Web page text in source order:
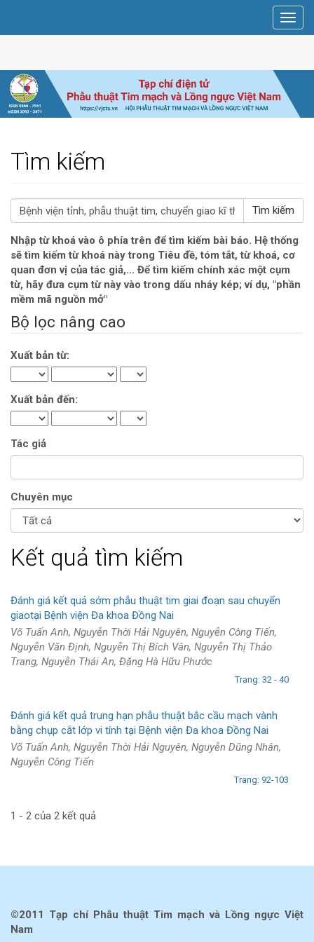
chính
chính
Thanh
bên
Tìm kiếm
##search.searchFor##
Nhập từ khoá vào ô phía trên để tìm kiếm bài báo. Hệ thống
sẽ tìm kiếm từ khoá này trong Tiêu đề, tóm tắt, từ khoá, cơ
quan đơn vị của tác giả,... Để tìm kiếm chính xác một cụm
từ, hãy đưa cụm từ này vào trong dấu nháy kép; ví dụ, "phần
mềm mã nguồn mở"
Bộ lọc nâng cao
Xuất bản từ:
Xuất bản đến:
Tác giả
Chuyên mục
Kết quả tìm kiếm
Đánh giá kết quả sớm phẫu thuật tim giai đoạn sau chuyển
giaotại Bệnh viện Đa khoa Đồng Nai
Võ Tuấn Anh, Nguyễn Thời Hải Nguyên, Nguyễn Công Tiến,
Nguyễn Văn Định, Nguyễn Thị Bích Vân, Nguyễn Thị Thảo
Trang, Nguyễn Thái An, Đặng Hà Hữu Phước
Trang: 32 - 40
Đánh giá kết quả trung hạn phẫu thuật bắc cầu mạch vành
bằng chụp cắt lớp vi tính tại Bệnh viện Đa khoa Đồng Nai
Võ Tuấn Anh, Nguyễn Thời Hải Nguyên, Nguyễn Dũng Nhân,
Nguyễn Công Tiến
Trang: 92-103
1 - 2 của 2 kết quả
©2011 Tạp chí Phẫu thuật Tim mạch và Lồng ngực Việt
Nam